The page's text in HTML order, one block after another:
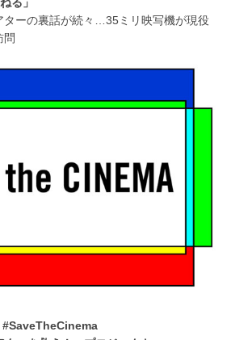
る」
ターの裏話が続々…35ミリ映写機が現役
問
#SaveTheCinema